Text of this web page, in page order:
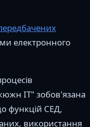
електронного
ІТ" зобов'язана
функцій СЕД,
використання